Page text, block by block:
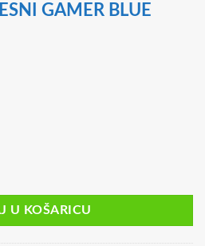
GAMER BLUE
BLUE 26.CONNECT količina
U KOŠARICU